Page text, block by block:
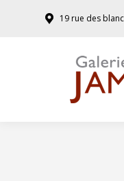
19 rue des